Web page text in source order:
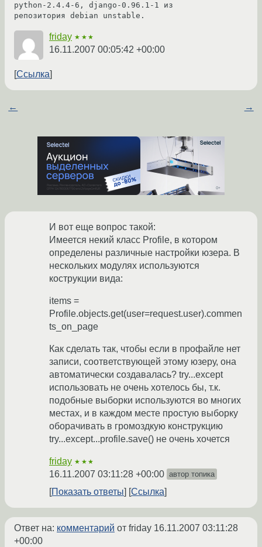
python-2.4.4-6, django-0.96.1-1 из
репозитория debian unstable.
friday ★★★
16.11.2007 00:05:42 +00:00
Ссылка
← →
И вот еще вопрос такой:
Имеется некий класс Profile, в котором
определены различные настройки юзера. В
нескольких модулях используются
кострукции вида:
items =
Profile.objects.get(user=request.user).commen
ts_on_page
Как сделать так, чтобы если в профайле нет
записи, соответствующей этому юзеру, она
автоматически создавалась? try...except
использовать не очень хотелось бы, т.к.
подобные выборки используются во многих
местах, и в каждом месте простую выборку
оборачивать в громоздкую конструкцию
try...except...profile.save() не очень хочется
friday ★★★
16.11.2007 03:11:28 +00:00 автор топика
Показать ответы Ссылка
Ответ на: комментарий от friday 16.11.2007 03:11:28
+00:00